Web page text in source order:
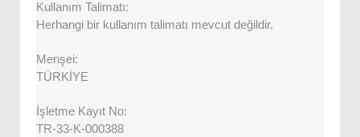
Kullanım Talimatı:
Herhangi bir kullanım talimatı mevcut değildir.
Menşei:
TÜRKİYE
İşletme Kayıt No:
TR-33-K-000388